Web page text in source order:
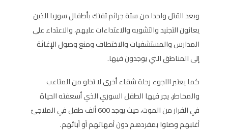
ويعد القتل واحدا من ستة جرائم تفتك بأطفال سوريا الذين
يعانون التجنيد والتشويه والاعتداءات عليهم، والاعتداء على
المدارس والمستشفيات والاختطاف ومنع وصول الإغاثة
إلى المناطق التي يوجدون فيها.
كما يعتبر اللجوء رحلة شقاء أخرى لا تخلو من المتاعب
والمخاطر، يجر فيها الطفل السوري الذي أسعفته الحياة
في الفرار من الموت، حيث يوجد 600 ألف طفل في الملاجئ
أغلبهم وصلوا بمفردهم دون أمهاتهم أو أبائهم.